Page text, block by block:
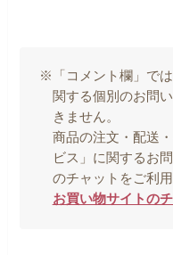
※「コメント欄」で
関する個別のお問
きません。
商品の注文・配送
ビス」に関するお
のチャットをご利用
お買い物サイトの